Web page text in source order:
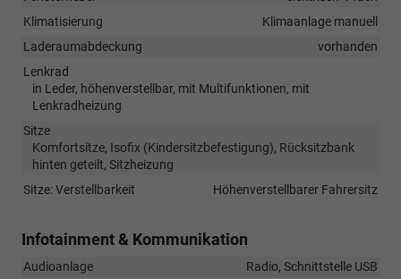
Klimatisierung
Klimaanlage manuell
Laderaumabdeckung
vorhanden
Lenkrad
in Leder, höhenverstellbar, mit Multifunktionen, mit
Lenkradheizung
Sitze
Komfortsitze, Isofix (Kindersitzbefestigung), Rücksitzbank
hinten geteilt, Sitzheizung
Sitze: Verstellbarkeit
Höhenverstellbarer Fahrersitz
Infotainment & Kommunikation
Audioanlage
Radio, Schnittstelle USB